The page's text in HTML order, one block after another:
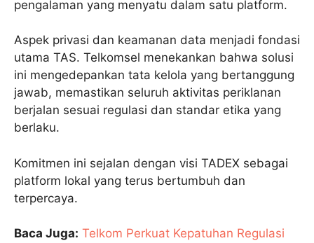
pengalaman yang menyatu dalam satu platform.
Aspek privasi dan keamanan data menjadi fondasi
utama TAS. Telkomsel menekankan bahwa solusi
ini mengedepankan tata kelola yang bertanggung
jawab, memastikan seluruh aktivitas periklanan
berjalan sesuai regulasi dan standar etika yang
berlaku.
Komitmen ini sejalan dengan visi TADEX sebagai
platform lokal yang terus bertumbuh dan
terpercaya.
Baca Juga: Telkom Perkuat Kepatuhan Regulasi